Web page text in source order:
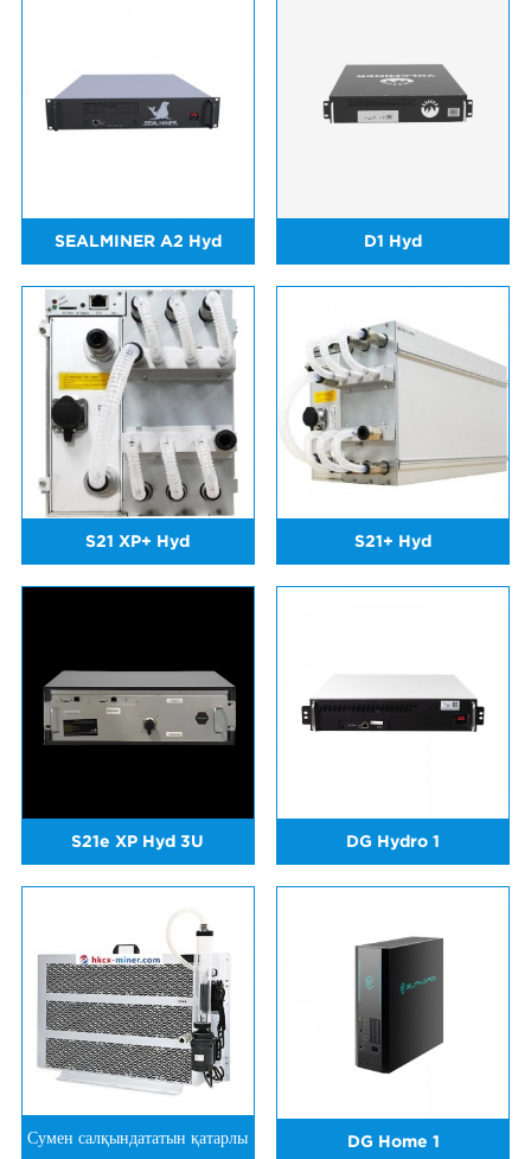
SEALMINER A2 Hyd D1 Hyd
S21 XP+ Hyd S21+ Hyd
S21e XP Hyd 3U DG Hydro 1
Сумен салқындататын қатарлы DG Home 1